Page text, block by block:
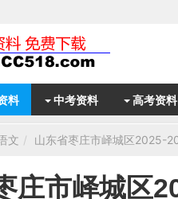
料 中考资料 高考资料
文 山东省枣庄市峄城区2025-
庄市峄城区